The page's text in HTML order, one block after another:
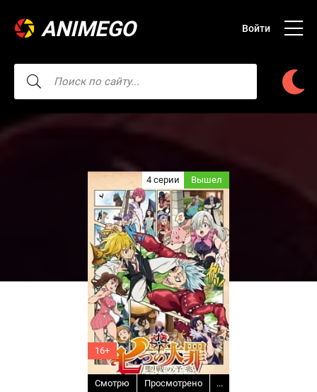
ANIMEGO Войти
4 серии Вышел
16+
Смотрю Просмотрено ...